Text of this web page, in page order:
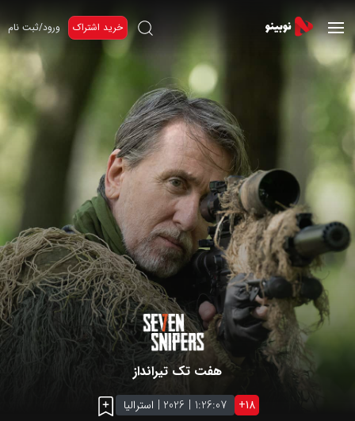
خرید اشتراک ورود/ثبت نام
هفت تک تیرانداز
18
+
1:26:07
|
2026
| استرالیا